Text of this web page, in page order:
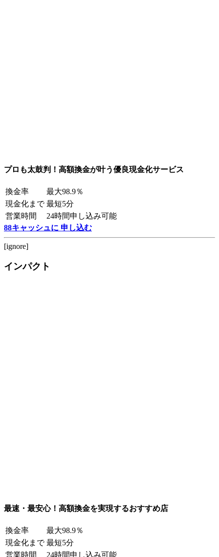
プロも太鼓判！高額換金が叶う優良現金化サービス
換金率
最大98.9％
現金化まで 最短5分
営業時間
24時間申し込み可能
88キャッシュに 申し込む
[ignore]
インパクト
最速・最安心！高額換金を実現するおすすめ店
換金率
最大98.9％
現金化まで 最短5分
営業時間
24時間申し込み可能